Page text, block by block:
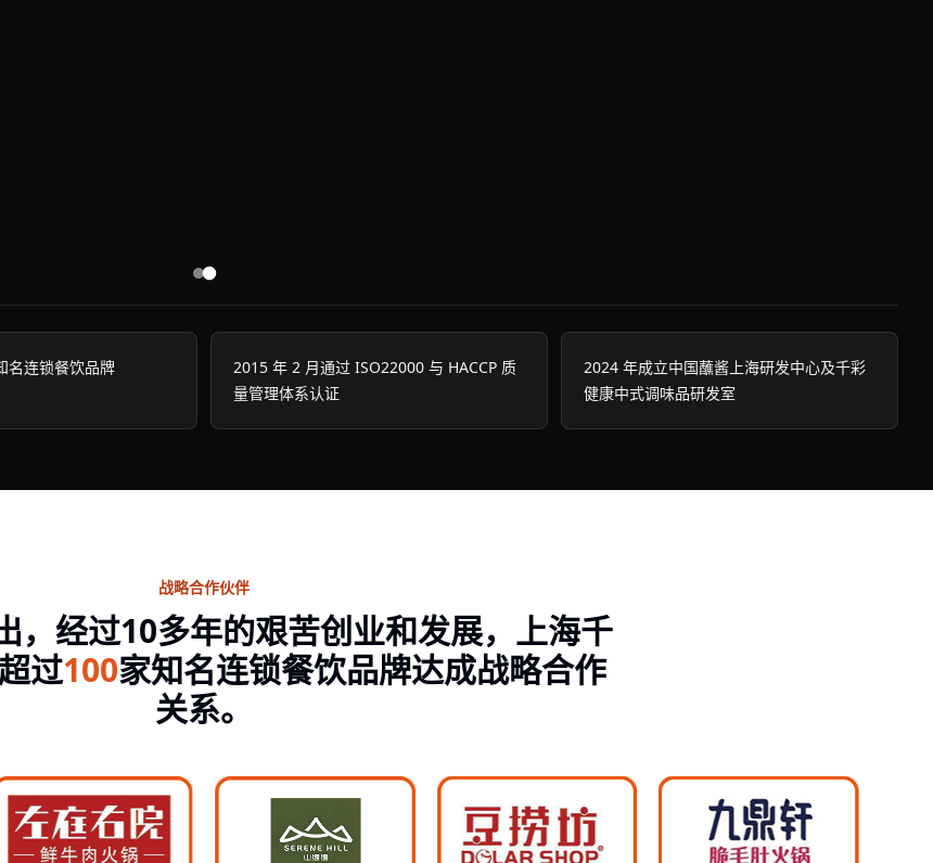
名连锁餐饮品牌
2015 年 2 月通过 ISO22000 与 HACCP 质
量管理体系认证
2024 年成立中国蘸酱上海研发中心及千彩
健康中式调味品研发室
战略合作伙伴
，经过10多年的艰苦创业和发展，上海千
过100家知名连锁餐饮品牌达成战略合作
关系。